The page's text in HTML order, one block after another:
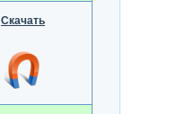
Скачать